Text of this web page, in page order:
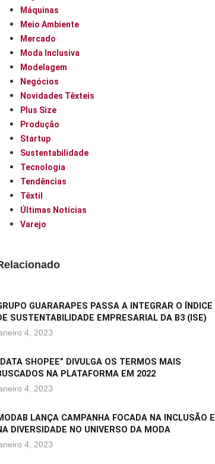
Máquinas
Meio Ambiente
Mercado
Moda Inclusiva
Modelagem
Negócios
Novidades Têxteis
Plus Size
Produção
Startup
Sustentabilidade
Tecnologia
Tendências
Têxtil
Últimas Notícias
Varejo
GUARARAPES PASSA A INTEGRAR O ÍNDICE
SUSTENTABILIDADE EMPRESARIAL DA B3 (ISE)
4, 2023
SHOPEE” DIVULGA OS TERMOS MAIS
NA PLATAFORMA EM 2022
4, 2023
LANÇA CAMPANHA FOCADA NA INCLUSÃO E
DIVERSIDADE NO UNIVERSO DA MODA
4, 2023